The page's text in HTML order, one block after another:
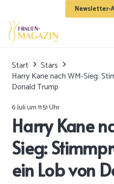
Newsletter-
Start
Stars
Harry Kane nach WM-Sieg:
Donald Trump
6 Juli um 11:51 Uhr
Harry Kane
Sieg:
ein Lob von